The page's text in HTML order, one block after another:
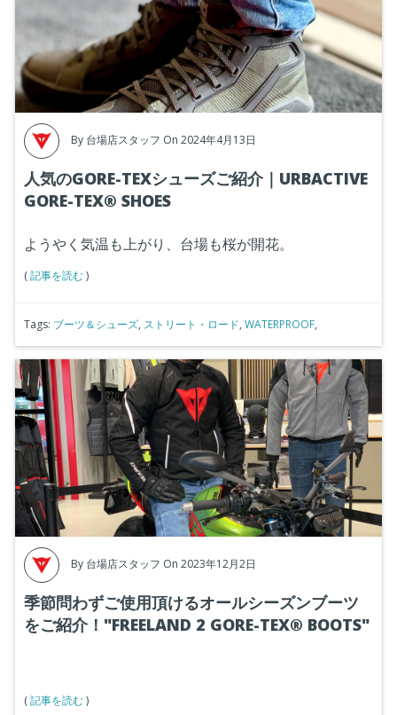
By 台場店スタッフ On 2024年4月13日
人気のGORE-TEXシューズご紹介｜URBACTIVE
GORE-TEX® SHOES
ようやく気温も上がり、台場も桜が開花。
(記事を読む)
Tags: ブーツ＆シューズ, ストリート・ロード, WATERPROOF,
By 台場店スタッフ On 2023年12月2日
季節問わずご使用頂けるオールシーズンブーツ
をご紹介！"FREELAND 2 GORE-TEX® BOOTS"
(記事を読む)